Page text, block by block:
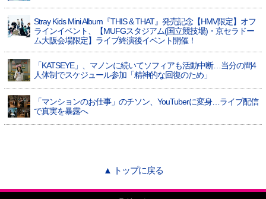
Stray Kids Mini Album『THIS & THAT』発売記念【HMV限定】オフ
ラインイベント、【MUFGスタジアム(国立競技場)・京セラドー
ム大阪会場限定】ライブ終演後イベント開催！
「KATSEYE」、マノンに続いてソフィアも活動中断…当分の間4
人体制でスケジュール参加「精神的な回復のため」
「マンションのお仕事」のチソン、YouTuberに変身…ライブ配信
で真実を暴露へ
▲ トップに戻る